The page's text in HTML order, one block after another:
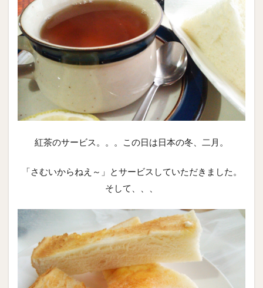
紅茶のサービス。。。この日は日本の冬、二月。
「さむいからねえ～」とサービスしていただきました。
そして、、、